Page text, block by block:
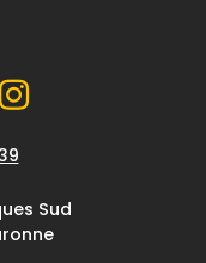
Sud